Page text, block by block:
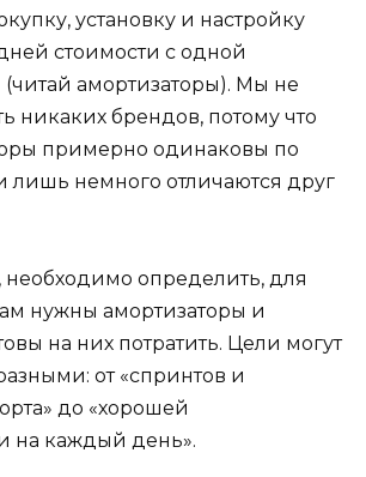
установку и настройку
стоимости с одной
амортизаторы). Мы не
никаких брендов, потому что
примерно одинаковы по
лишь немного отличаются друг
необходимо определить, для
нужны амортизаторы и
на них потратить. Цели могут
от «спринтов и
до «хорошей
на каждый день».